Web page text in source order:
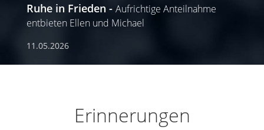
Ruhe in Frieden
Aufrichtige Anteilnahme
entbieten Ellen und Michael
11.05.2026
Erinnerungen